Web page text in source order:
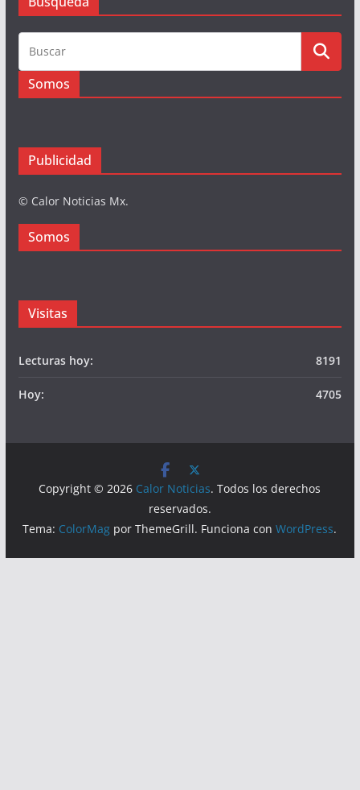
Somos
Publicidad
© Calor Noticias Mx.
Somos
Visitas
8191
Lecturas hoy:
4705
Hoy:
Copyright © 2026 Calor Noticias. Todos los derechos
reservados.
Tema: ColorMag por ThemeGrill. Funciona conWordPress.